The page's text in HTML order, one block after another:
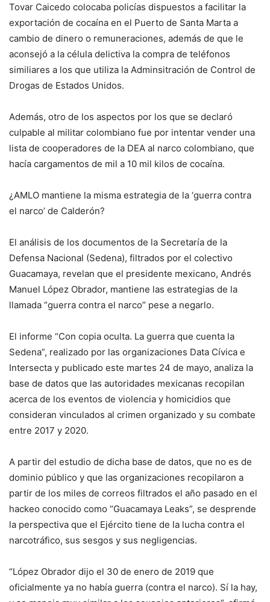
Tovar Caicedo colocaba policías dispuestos a facilitar la
exportación de cocaína en el Puerto de Santa Marta a
cambio de dinero o remuneraciones, además de que le
aconsejó a la célula delictiva la compra de teléfonos
similiares a los que utiliza la Adminsitración de Control de
Drogas de Estados Unidos.
Además, otro de los aspectos por los que se declaró
culpable al militar colombiano fue por intentar vender una
lista de cooperadores de la DEA al narco colombiano, que
hacía cargamentos de mil a 10 mil kilos de cocaína.
¿AMLO mantiene la misma estrategia de la ‘guerra contra
el narco’ de Calderón?
El análisis de los documentos de la Secretaría de la
Defensa Nacional (Sedena), filtrados por el colectivo
Guacamaya, revelan que el presidente mexicano, Andrés
Manuel López Obrador, mantiene las estrategias de la
llamada “guerra contra el narco” pese a negarlo.
El informe “Con copia oculta. La guerra que cuenta la
Sedena”, realizado por las organizaciones Data Cívica e
Intersecta y publicado este martes 24 de mayo, analiza la
base de datos que las autoridades mexicanas recopilan
acerca de los eventos de violencia y homicidios que
consideran vinculados al crimen organizado y su combate
entre 2017 y 2020.
A partir del estudio de dicha base de datos, que no es de
dominio público y que las organizaciones recopilaron a
partir de los miles de correos filtrados el año pasado en el
hackeo conocido como “Guacamaya Leaks”, se desprende
la perspectiva que el Ejército tiene de la lucha contra el
narcotráfico, sus sesgos y sus negligencias.
“López Obrador dijo el 30 de enero de 2019 que
oficialmente ya no había guerra (contra el narco). Sí la hay,